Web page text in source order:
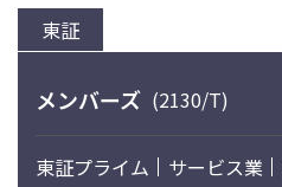
東証
メンバーズ (2130/T)
東証プライム サービス業